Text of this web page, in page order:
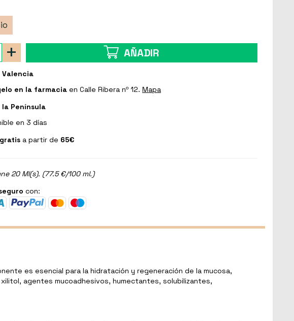
+ AÑADIR
Valencia
en la farmacia en Calle Ribera nº 12. Mapa
la Península
en 3 días
a partir de 65€
20 Ml(s). (77.5 €/100 ml.)
con:
es esencial para la hidratación y regeneración de la mucosa,
agentes mucoadhesivos, humectantes, solubilizantes,